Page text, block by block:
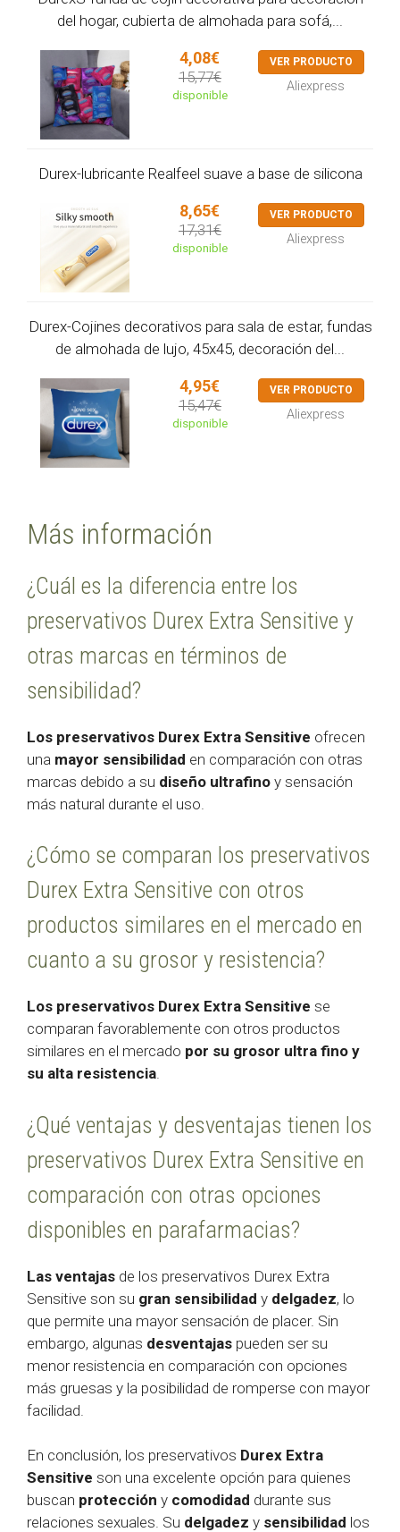
del hogar, cubierta de almohada para sofá,...
4,08€
15,77€
disponible
VER PRODUCTO
Aliexpress
Durex-lubricante Realfeel suave a base de silicona
8,65€
17,31€
disponible
VER PRODUCTO
Aliexpress
Durex-Cojines decorativos para sala de estar, fundas
de almohada de lujo, 45x45, decoración del...
4,95€
15,47€
disponible
VER PRODUCTO
Aliexpress
Más información
¿Cuál es la diferencia entre los
preservativos Durex Extra Sensitive y
otras marcas en términos de
sensibilidad?
Los preservativos Durex Extra Sensitive ofrecen
una mayor sensibilidad en comparación con otras
marcas debido a su diseño ultrafino y sensación
más natural durante el uso.
¿Cómo se comparan los preservativos
Durex Extra Sensitive con otros
productos similares en el mercado en
cuanto a su grosor y resistencia?
Los preservativos Durex Extra Sensitive se
comparan favorablemente con otros productos
similares en el mercado por su grosor ultra fino y
su alta resistencia.
¿Qué ventajas y desventajas tienen los
preservativos Durex Extra Sensitive en
comparación con otras opciones
disponibles en parafarmacias?
Las ventajas de los preservativos Durex Extra
Sensitive son su gran sensibilidad y delgadez, lo
que permite una mayor sensación de placer. Sin
embargo, algunas desventajas pueden ser su
menor resistencia en comparación con opciones
más gruesas y la posibilidad de romperse con mayor
facilidad.
En conclusión, los preservativos Durex Extra
Sensitive son una excelente opción para quienes
buscan protección y comodidad durante sus
relaciones sexuales. Su delgadez y sensibilidad los